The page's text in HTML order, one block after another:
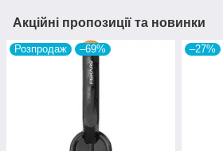
Акційні пропозиції та новинки
Розпродаж –69% –27%